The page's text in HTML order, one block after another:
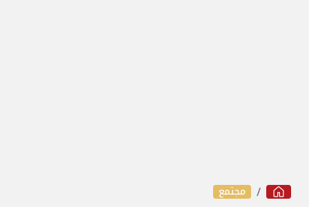
مجتمع